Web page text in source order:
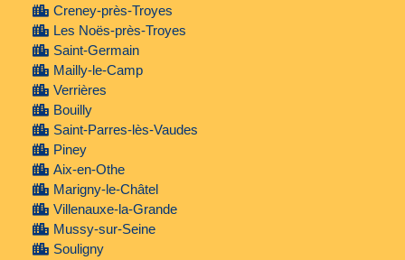
Creney-près-Troyes
Les Noës-près-Troyes
Saint-Germain
Mailly-le-Camp
Verrières
Bouilly
Saint-Parres-lès-Vaudes
Piney
Aix-en-Othe
Marigny-le-Châtel
Villenauxe-la-Grande
Mussy-sur-Seine
Souligny